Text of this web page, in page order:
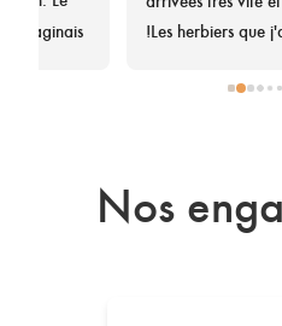
!Les herbiers que j'avais
Nos